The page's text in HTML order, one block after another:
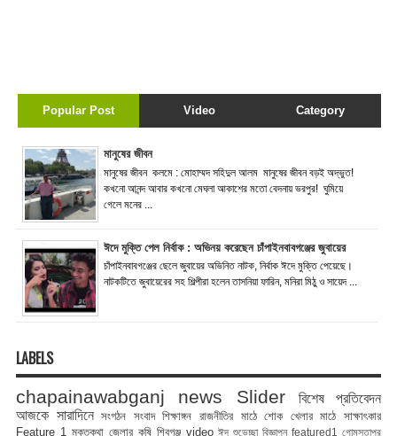
Popular Post Video Category
মানুষের জীবন
মানুষের জীবন কলমে : মোহাম্মদ সহিদুল আলম মানুষের জীবন বড়ই অদ্ভুত!
কখনো আনন্দ আবার কখনো মেঘলা আকাশের মতো বেদনায় ভরপুর! ঘুমিয়ে
গেলে মনের ...
ঈদে মুক্তি পেল নির্বাক : অভিনয় করেছেন চাঁপাইনবাবগঞ্জের জুবায়ের
চাঁপাইনবাবগঞ্জের ছেলে জুবায়ের অভিনিত নাটক, নির্বাক ঈদে মুক্তি পেয়েছে।
নাটকটিতে জুবায়েরের সহ শিল্পীরা হলেন তাসনিয়া ফারিন, মনিরা মিঠু ও সায়েদ ...
LABELS
chapainawabganj news Slider
বিশেষ প্রতিবেদন
আজকে সারাদিনে সংগঠন সংবাদ শিক্ষাঙ্গন রাজনীতির মাঠে শোক খেলার মাঠে
সাক্ষাৎকার
Feature 1 মুক্তকথা জেলার কৃষি শিবগঞ্জ video ঈদ শুভেচ্ছা বিজ্ঞাপন featured1 গোমস্তাপুর